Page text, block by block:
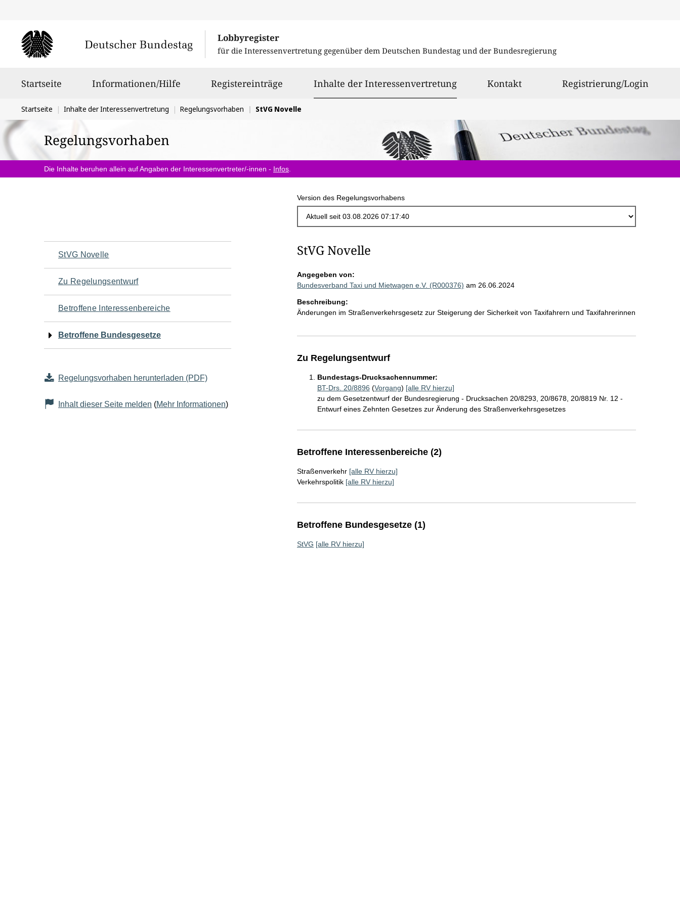
Lobbyregister
für die Interessenvertretung gegenüber dem Deutschen Bundestag und der Bundesregierung
Startseite Informationen/Hilfe Registereinträge Inhalte der Interessenvertretungausgewählt
Kontakt Registrierung/Login
Sie
befinden
sich
hier:
Startseite Inhalte der Interessenvertretung Regelungsvorhaben StVG Novelle
Regelungsvorhaben
Die Inhalte beruhen allein auf Angaben der Interessenvertreter/-innen - Infos
Version des Regelungsvorhabens
Navigation
für
den
Seiteninhalt
StVG Novelle
Zu Regelungsentwurf
Betroffene Interessenbereiche
Betroffene Bundesgesetze
Regelungsvorhaben herunterladen (PDF)
Inhalt dieser Seite melden (Mehr Informationen)
StVG Novelle
Angegeben von:
Bundesverband Taxi und Mietwagen e.V. (R000376) am 26.06.2024
Beschreibung:
Änderungen im Straßenverkehrsgesetz zur Steigerung der Sicherkeit von Taxifahrern und Taxifahrerinnen
Zu Regelungsentwurf
Bundestags-Drucksachennummer:
BT-Drs. 20/8896 (Vorgang) [alle RV hierzu]
zu dem Gesetzentwurf der Bundesregierung - Drucksachen 20/8293, 20/8678, 20/8819 Nr. 12 -
Entwurf eines Zehnten Gesetzes zur Änderung des Straßenverkehrsgesetzes
Betroffene Interessenbereiche (2)
Straßenverkehr [alle RV hierzu]
Verkehrspolitik [alle RV hierzu]
Betroffene Bundesgesetze (1)
StVG [alle RV hierzu]